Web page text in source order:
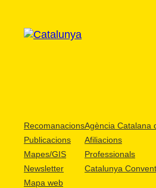
Recomanacions
Publicacions
Mapes/GIS
Newsletter
Mapa web
Agència Catalana
Afiliacions
Professionals
Catalunya